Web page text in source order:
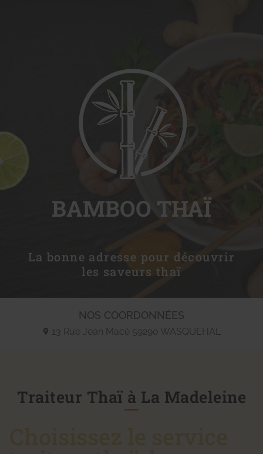
BAMBOO THAÏ
La bonne adresse pour découvrir
les saveurs thaï
NOS COORDONNÉES
13 Rue Jean Macé 59290 WASQUEHAL
Traiteur Thaï à La Madeleine